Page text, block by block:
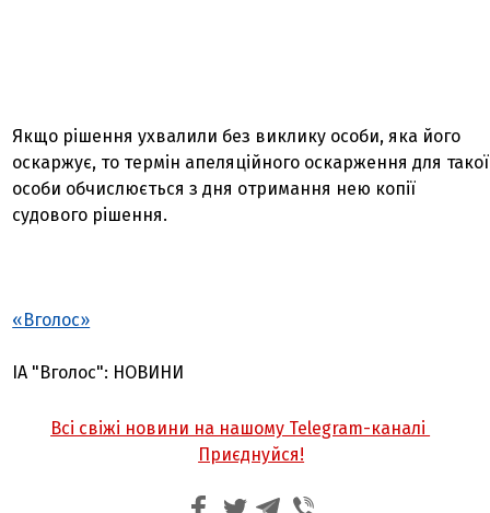
Якщо рішення ухвалили без виклику особи, яка його
оскаржує, то термін апеляційного оскарження для такої
особи обчислюється з дня отримання нею копії
судового рішення.
«Вголос»
ІА "Вголос": НОВИНИ
Всі свіжі новини на нашому Telegram-каналі
Приєднуйся!